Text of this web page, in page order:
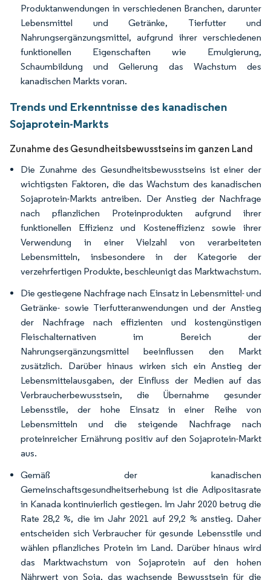
Produktanwendungen in verschiedenen Branchen, darunter
Lebensmittel und Getränke, Tierfutter und
Nahrungsergänzungsmittel, aufgrund ihrer verschiedenen
funktionellen Eigenschaften wie Emulgierung,
Schaumbildung und Gelierung das Wachstum des
kanadischen Markts voran.
Trends und Erkenntnisse des kanadischen
Sojaprotein-Markts
Zunahme des Gesundheitsbewusstseins im ganzen Land
Die Zunahme des Gesundheitsbewusstseins ist einer der
wichtigsten Faktoren, die das Wachstum des kanadischen
Sojaprotein-Markts antreiben. Der Anstieg der Nachfrage
nach pflanzlichen Proteinprodukten aufgrund ihrer
funktionellen Effizienz und Kosteneffizienz sowie ihrer
Verwendung in einer Vielzahl von verarbeiteten
Lebensmitteln, insbesondere in der Kategorie der
verzehrfertigen Produkte, beschleunigt das Marktwachstum.
Die gestiegene Nachfrage nach Einsatz in Lebensmittel- und
Getränke- sowie Tierfutteranwendungen und der Anstieg
der Nachfrage nach effizienten und kostengünstigen
Fleischalternativen im Bereich der
Nahrungsergänzungsmittel beeinflussen den Markt
zusätzlich. Darüber hinaus wirken sich ein Anstieg der
Lebensmittelausgaben, der Einfluss der Medien auf das
Verbraucherbewusstsein, die Übernahme gesunder
Lebensstile, der hohe Einsatz in einer Reihe von
Lebensmitteln und die steigende Nachfrage nach
proteinreicher Ernährung positiv auf den Sojaprotein-Markt
aus.
Gemäß der kanadischen
Gemeinschaftsgesundheitserhebung ist die Adipositasrate
in Kanada kontinuierlich gestiegen. Im Jahr 2020 betrug die
Rate 28,2 %, die im Jahr 2021 auf 29,2 % anstieg. Daher
entscheiden sich Verbraucher für gesunde Lebensstile und
wählen pflanzliches Protein im Land. Darüber hinaus wird
das Marktwachstum von Sojaprotein auf den hohen
Nährwert von Soja, das wachsende Bewusstsein für die